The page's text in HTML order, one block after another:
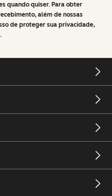
quando quiser. Para obter
além de nossas
de proteger sua privacidade,
.